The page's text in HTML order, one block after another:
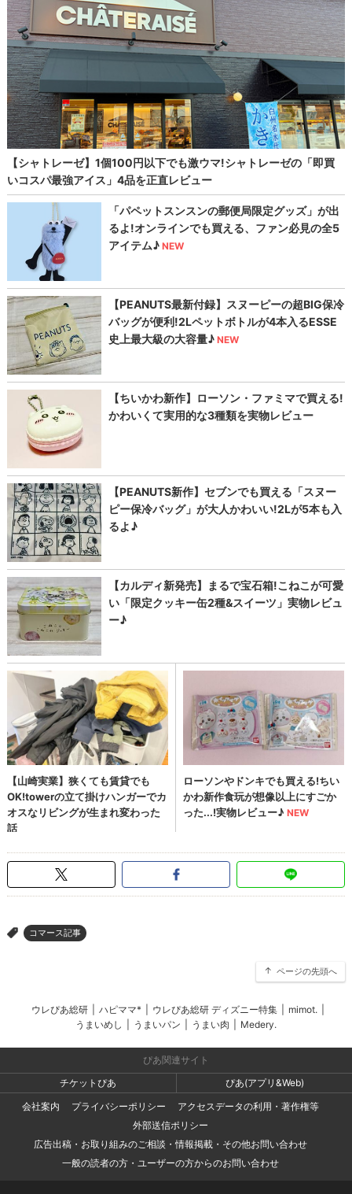
> コマース記事
ページの先頭へ
ウレぴあ総研 ハピママ* ウレぴあ総研 ディズニー特集 mimot.
うまいめし
うまいパン うまい肉 Medery.
ぴあ関連サイト
チケットぴあ
ぴあ(アプリ&Web)
会社案内
プライバシーポリシー
アクセスデータの利用・著作権等
外部送信ポリシー
広告出稿・お取り組みのご相談・情報掲載・その他お問い合わせ
一般の読者の方・ユーザーの方からのお問い合わせ